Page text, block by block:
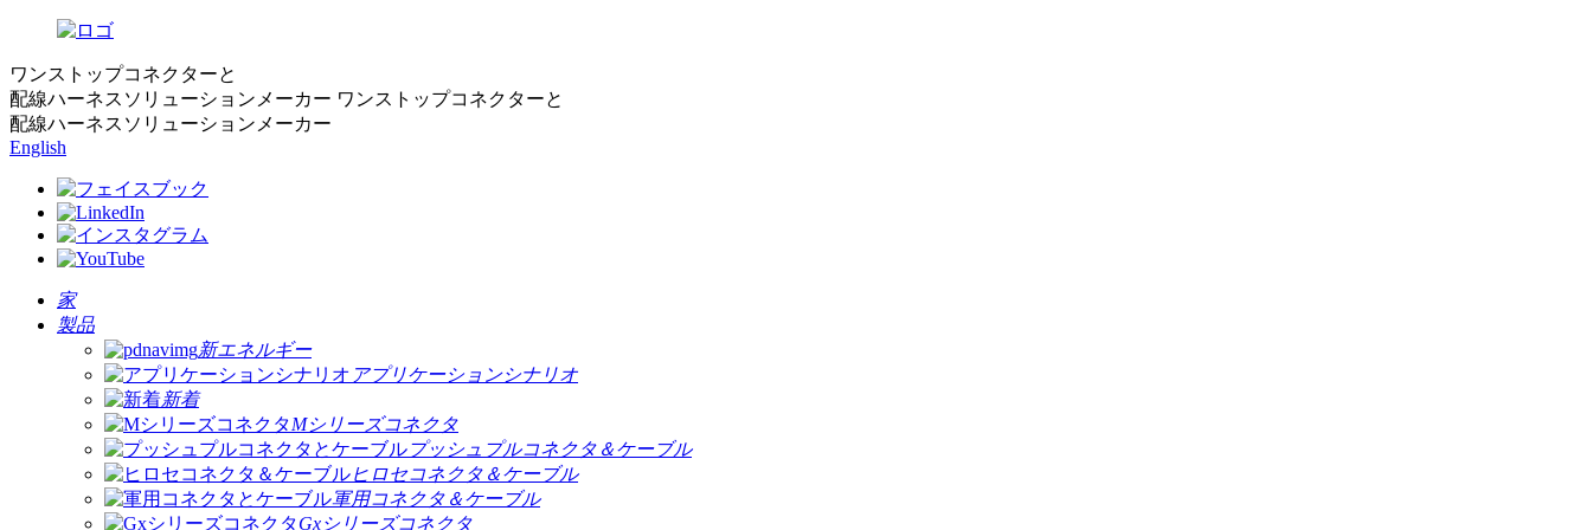
ワンストップコネクターと
配線ハーネスソリューションメーカー ワンストップコネクターと
配線ハーネスソリューションメーカー
English
家
製品
新エネルギー
アプリケーションシナリオ
新着
Mシリーズコネクタ
プッシュプルコネクタ＆ケーブル
ヒロセコネクタ＆ケーブル
軍用コネクタ＆ケーブル
Gxシリーズコネクタ